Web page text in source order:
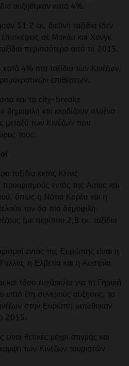
αυξήθηκαν κατά 4%.
51,2 εκ. διεθνή ταξίδια (δεν
σε Μακάο και Χονγκ
περισσότερα από το 2015.
4% στα ταξίδια των Κινέζων,
επιθέσεων.
και τα city-breaks
δημοφιλή και κερδίζουν ολοένα
μεταξύ των Κινέζων που
τους.
ταξίδια εκτός Κίνας
εντός της Ασίας και
όπως η Νότια Κορέα και η
τον 6ο πιο δημοφιλή
(με περίπου 2,8 εκ. ταξίδια
εντός της Ευρώπης είναι η
η Ελβετία και η Αυστρία.
και τόσο ευχάριστα για τη Γηραιά
έτη συνεχούς αύξησης, το
στην Ευρώπη μειώθηκαν
2015.
είναι θετικές μέχρι στιγμής και
των Κινέζων τουριστών